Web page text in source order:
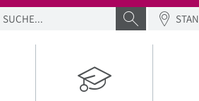
SUCHE SUCHE